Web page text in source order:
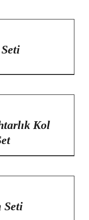
Kol
Seti